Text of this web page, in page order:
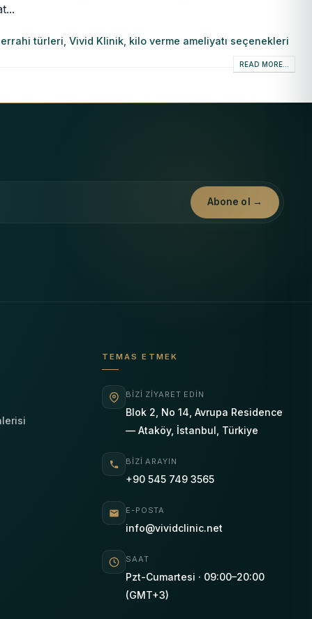
türleri ,Vivid Klinik kilo verme ameliyatı seçenekleri
READ MORE...
Abone ol →
TEMAS ETMEK
BIZI ZIYARET EDIN
Blok 2, No 14, Avrupa Residence
— Ataköy, İstanbul, Türkiye
BIZI ARAYIN
+90 545 749 3565
E-POSTA
info@vividclinic.net
SAAT
Pzt-Cumartesi · 09:00–20:00
(GMT+3)